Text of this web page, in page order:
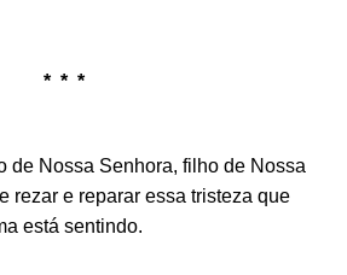
* * *
de Nossa Senhora, filho de Nossa
rezar e reparar essa tristeza que
está sentindo.